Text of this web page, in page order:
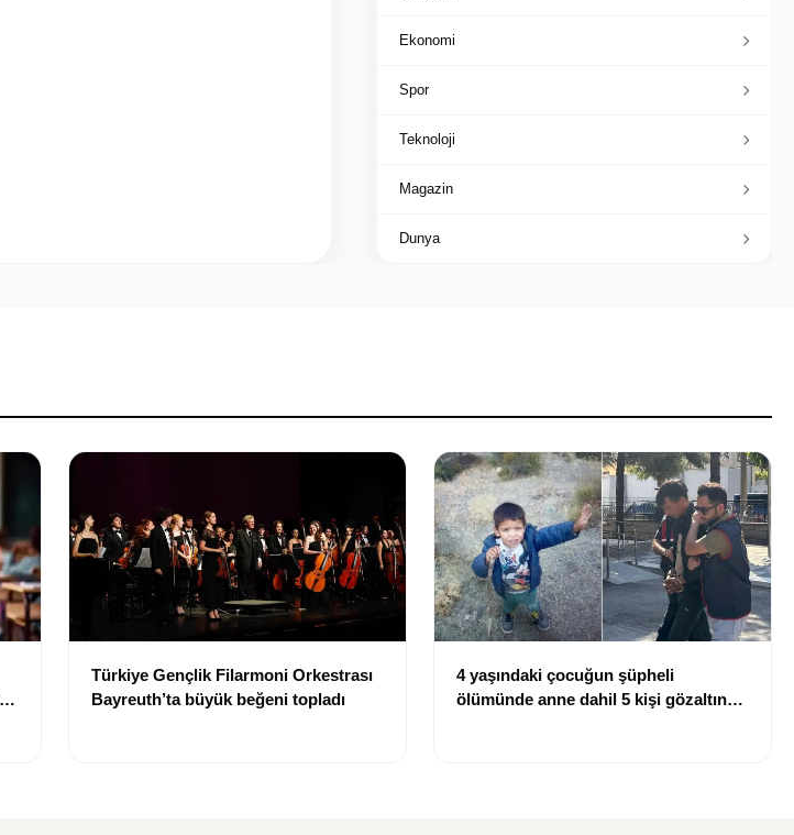
Ekonomi
Spor
Teknoloji
Magazin
Dunya
Türkiye Gençlik Filarmoni Orkestrası
Bayreuth’ta büyük beğeni topladı
4 yaşındaki çocuğun şüpheli
ölümünde anne dahil 5 kişi gözaltına